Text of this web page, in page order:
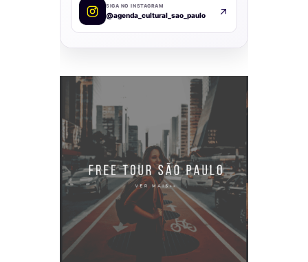
SIGA NO INSTAGRAM
@agenda_cultural_sao_paulo